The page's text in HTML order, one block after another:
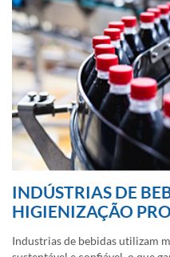
INDÚSTRIAS DE
HIGIENIZAÇÃO
Industrias de bebidas utilizam